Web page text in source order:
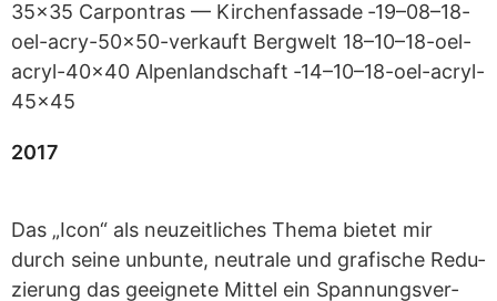
35x35 Car­pon­tras — Kir­chen­fas­sade ‑19–08–18-
oel-acry-50x50-verkauft Berg­welt 18–10–18-oel-
acryl-40x40 Alpen­land­schaft ‑14–10–18-oel-acryl-
45x45
2017
Das „Icon“ als neu­zeit­li­ches Thema bie­tet mir
durch seine unbunte, neu­trale und gra­fi­sche Redu­
zie­rung das geeig­nete Mit­tel ein Span­nungs­ver­